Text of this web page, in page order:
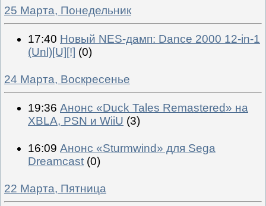
25 Марта, Понедельник
17:40 Новый NES-дамп: Dance 2000 12-in-1
(Unl)[U][!] (0)
24 Марта, Воскресенье
19:36 Анонс «Duck Tales Remastered» на
XBLA, PSN и WiiU (3)
16:09 Анонс «Sturmwind» для Sega
Dreamcast (0)
22 Марта, Пятница